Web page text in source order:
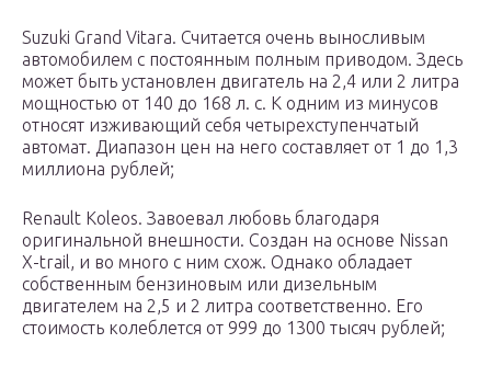
Suzuki Grаnd Vitarа. Считается очень выносливым
автомобилем с постоянным полным приводом. Здесь
может быть установлен двигатель на 2,4 или 2 литра
мощностью от 140 до 168 л. с. К одним из минусов
относят изживающий себя четырехступенчатый
автомат. Диапазон цен на него составляет от 1 до 1,3
миллиона рублей;
Renault Koleos. Завоевал любовь благодаря
оригинальной внешности. Создан на основе Nissan
X-trail, и во много с ним схож. Однако обладает
собственным бензиновым или дизельным
двигателем на 2,5 и 2 литра соответственно. Его
стоимость колеблется от 999 до 1300 тысяч рублей;